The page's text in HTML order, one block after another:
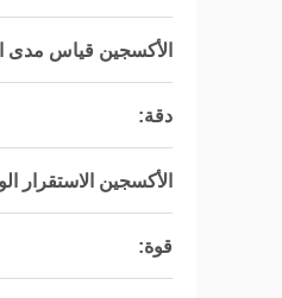
الأكسجين قياس مدى
دقة:
الأكسجين الاستقرار
قوة: